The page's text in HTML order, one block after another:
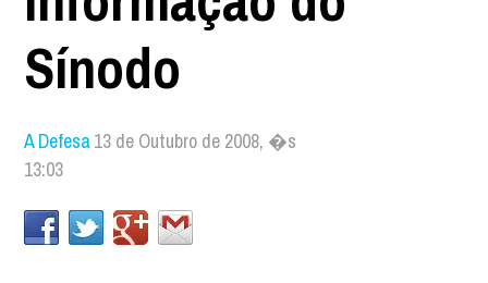
Sínodo
A Defesa13 de Outubro de 2008, �s
13:03